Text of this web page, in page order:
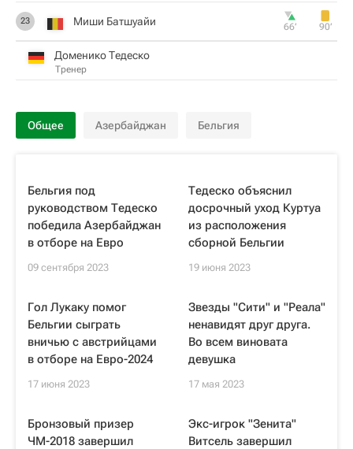
23 Миши Батшуайи 66‎’‎ 90‎’‎
Доменико Тедеско
Тренер
Общее Азербайджан Бельгия
Бельгия под
руководством Тедеско
победила Азербайджан
в отборе на Евро
09 сентября 2023
Тедеско объяснил
досрочный уход Куртуа
из расположения
сборной Бельгии
19 июня 2023
Гол Лукаку помог
Бельгии сыграть
вничью с австрийцами
в отборе на Евро-2024
17 июня 2023
Звезды "Сити" и "Реала"
ненавидят друг друга.
Во всем виновата
девушка
17 мая 2023
Бронзовый призер
ЧМ-2018 завершил
Экс-игрок "Зенита"
Витсель завершил